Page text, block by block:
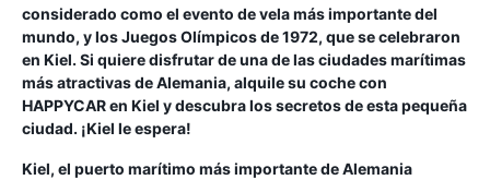
considerado como el evento de vela más importante del
mundo, y los Juegos Olímpicos de 1972, que se celebraron
en Kiel. Si quiere disfrutar de una de las ciudades marítimas
más atractivas de Alemania, alquile su coche con
HAPPYCAR en Kiel y descubra los secretos de esta pequeña
ciudad. ¡Kiel le espera!
Kiel, el puerto marítimo más importante de Alemania